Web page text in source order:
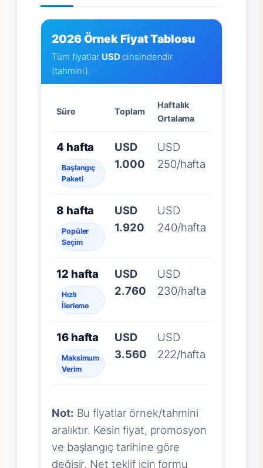
2026 Örnek Fiyat Tablosu
Tüm fiyatlar USDcinsindendir
(tahmini).
Süre Toplam
Haftalık
Ortalama
4 hafta
Başlangıç
Paketi
USD
1.000
USD
250/hafta
8 hafta
Popüler
Seçim
USD
1.920
USD
240/hafta
12 hafta
Hızlı
İlerleme
USD
2.760
USD
230/hafta
16 hafta
Maksimum
Verim
USD
3.560
USD
222/hafta
Not: Bu fiyatlar örnek/tahmini
aralıktır. Kesin fiyat, promosyon
ve başlangıç tarihine göre
değişir. Net teklif için formu